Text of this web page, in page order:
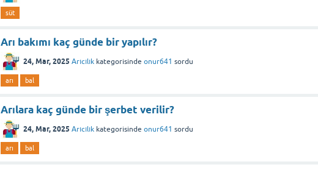
süt
Arı bakımı kaç günde bir yapılır?
24, Mar, 2025 Arıcılık kategorisinde onur641 sordu
arı bal
Arılara kaç günde bir şerbet verilir?
24, Mar, 2025 Arıcılık kategorisinde onur641 sordu
arı bal